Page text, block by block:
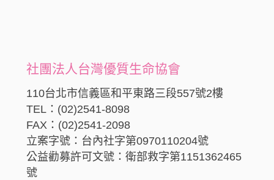
社團法人台灣優質生命協會
110台北市信義區和平東路三段557號2樓
TEL：(02)2541-8098
FAX：(02)2541-2098
立案字號：台內社字第0970110204號
公益勸募許可文號：衛部救字第1151362465
號